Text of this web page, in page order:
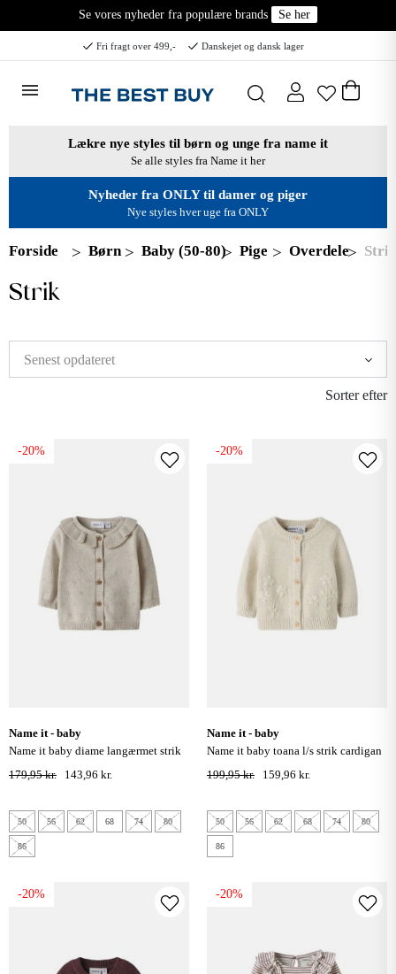
Se vores nyheder fra populære brands Se her
Fri fragt over 499,- Danskejet og dansk lager
Lækre nye styles til børn og unge fra name it
Se alle styles fra Name it her
Nyheder fra ONLY til damer og piger
Nye styles hver uge fra ONLY
Forside Børn Baby (50-80) Pige Overdele Strik
Strik
Sorter efter
-20%
name it - baby
name it baby diame langærmet strik
cardigan - peyote melange
179,95 kr. 143,96 kr.
50 56 62 68 74 80
86
-20%
name it - baby
name it baby toana l/s strik cardigan
- peyote melange
199,95 kr. 159,96 kr.
50 56 62 68 74 80
86
-20% -20%